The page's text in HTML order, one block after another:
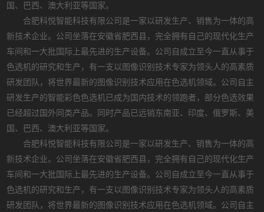
国、巴西、澳大利亚等国家。
合肥科悦智能科技有限公司是一家以研发生产、销售为一体的高
新技术企业。公司坐落在安徽省肥西县，完全拥有自己的现代化生产
车间和一大批国际上最先进的生产设备。公司自成立至今一直从事于
色选机的研究和生产，有一支以图像识别技术专家为领头人的高素质
研发团队，将世界最新的图像识别技术应用在色选机领域。公司自主
研发生产的智能彩色色选机已成为国内技术的领跑者，部分色选效果
已经超过国外同类产品。同时产品已远销东南亚、印度、俄罗斯、美
国、巴西、澳大利亚等国家。
合肥科悦智能科技有限公司是一家以研发生产、销售为一体的高
新技术企业。公司坐落在安徽省肥西县，完全拥有自己的现代化生产
车间和一大批国际上最先进的生产设备。公司自成立至今一直从事于
色选机的研究和生产，有一支以图像识别技术专家为领头人的高素质
研发团队，将世界最新的图像识别技术应用在色选机领域。公司自主